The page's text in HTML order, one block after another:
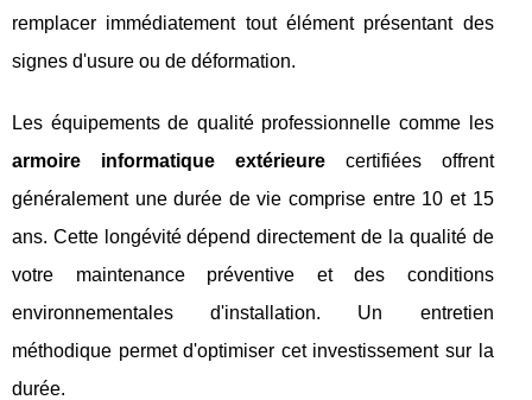
remplacer immédiatement tout élément présentant des
signes d'usure ou de déformation.
Les équipements de qualité professionnelle comme les
armoire informatique extérieurecertifiées offrent
généralement une durée de vie comprise entre 10 et 15
ans. Cette longévité dépend directement de la qualité de
votre maintenance préventive et des conditions
environnementales d'installation. Un entretien
méthodique permet d'optimiser cet investissement sur la
durée.